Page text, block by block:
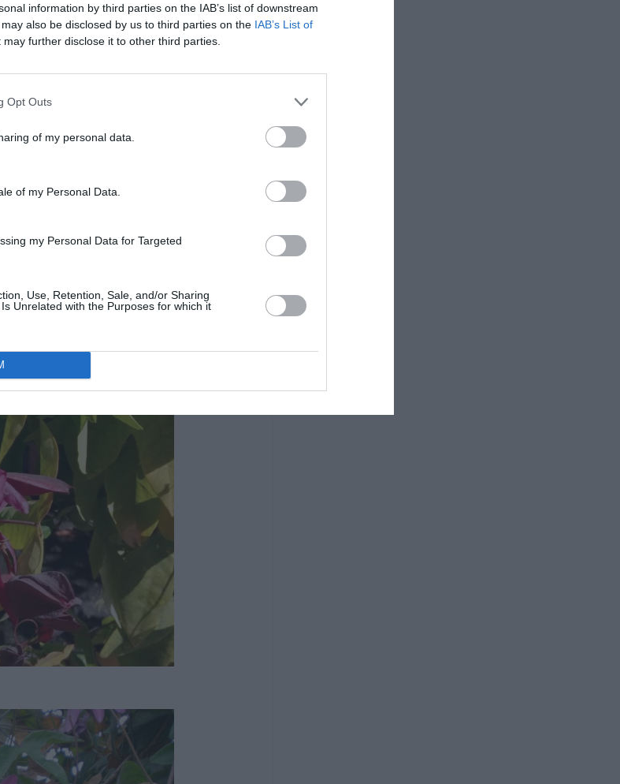
information by third parties on the IAB’s list of downstream
also be disclosed by us to third parties on the IAB’s List of
may further disclose it to other third parties.
Opt Outs
of my personal data.
of my Personal Data.
my Personal Data for Targeted
Use, Retention, Sale, and/or Sharing
Unrelated with the Purposes for which it
cálidos, se convierten en matas densas
en macetas para proteger las plantas